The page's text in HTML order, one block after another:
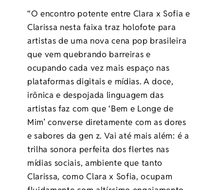
“O encontro potente entre Clara x Sofia e
Clarissa nesta faixa traz holofote para
artistas de uma nova cena pop brasileira
que vem quebrando barreiras e
ocupando cada vez mais espaço nas
plataformas digitais e mídias. A doce,
irônica e despojada linguagem das
artistas faz com que ‘Bem e Longe de
Mim’ converse diretamente com as dores
e sabores da gen z. Vai até mais além: é a
trilha sonora perfeita dos flertes nas
mídias sociais, ambiente que tanto
Clarissa, como Clara x Sofia, ocupam